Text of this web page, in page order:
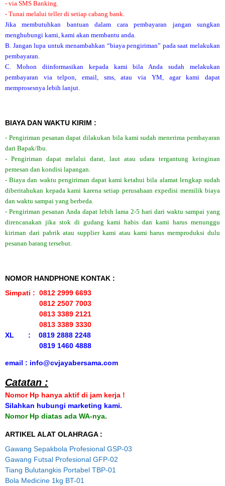
- via SMS Banking.
- Tunai melalui teller di setiap cabang bank.
Jika membutuhkan bantuan dalam cara pembayaran jangan sungkan
menghubungi kami, kami akan membantu anda.
B. Jangan lupa untuk menambahkan “biaya pengiriman” pada saat melakukan
pembayaran.
C. Mohon diinformasikan kepada kami bila Anda sudah melakukan
pembayaran via telpon, email, sms, atau via YM, agar kami dapat
memprosesnya lebih lanjut.
BIAYA DAN WAKTU KIRIM :
- Pengiriman pesanan dapat dilakukan bila kami sudah menerima pembayaran
dari Bapak/Ibu.
- Pengiriman dapat melalui darat, laut atau udara tergantung keinginan
pemesan dan kondisi lapangan.
- Biaya dan waktu pengiriman dapat kami ketahui bila alamat lengkap sudah
diberitahukan kepada kami karena setiap perusahaan expedisi memilik biaya
dan waktu sampai yang berbeda.
- Pengiriman pesanan Anda dapat lebih lama 2-5 hari dari waktu sampai yang
direncanakan jika stok di gudang kami habis dan kami harus menunggu
kiriman dari pabrik atau supplier kami atau kami harus memproduksi dulu
pesanan barang tersebut.
NOMOR HANDPHONE KONTAK :
Simpati : 0812 2999 6693
0812 2507 7003
0813 3389 2121
0813 3389 3330
XL : 0819 2888 2248
0819 1460 4888
email : info@cvjayabersama.com
Catatan :
Nomor Hp hanya aktif di jam kerja !
Silahkan hubungi marketing kami.
Nomor Hp diatas ada WA-nya.
ARTIKEL ALAT OLAHRAGA :
Gawang Sepakbola Profesional GSP-03
Gawang Futsal Profesional GFP-02
Tiang Bulutangkis Portabel TBP-01
Bola Medicine 1kg BT-01